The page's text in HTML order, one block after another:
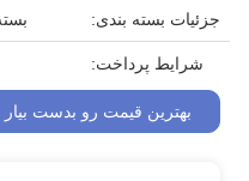
جزئیات بسته بندی:
شرایط پرداخت:
بهترین قیمت رو بدست بیار